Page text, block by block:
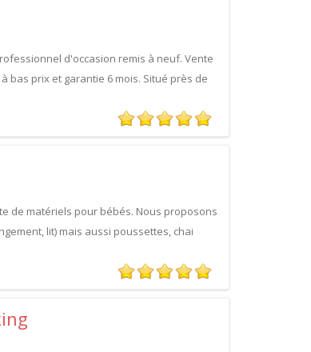
d'occasion remis à neuf. Vente
bas prix et garantie 6 mois. Situé près de
de matériels pour bébés. Nous proposons
lit) mais aussi poussettes, chai